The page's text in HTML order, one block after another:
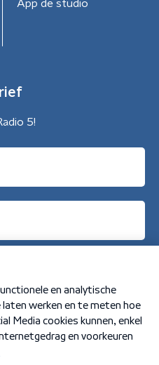
App de studio
5!